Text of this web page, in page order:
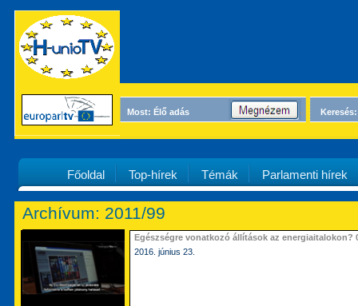
Most: Élő adás Keresés:
Főoldal Top-hírek Témák Parlamenti hírek
Archívum: 2011/99
Egészségre vonatkozó állítások az energiaitalokon?
2016. június 23.